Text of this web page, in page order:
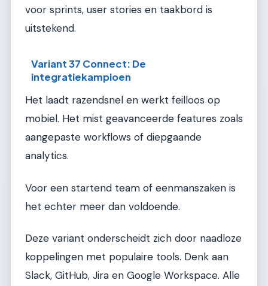
voor sprints, user stories en taakbord is
uitstekend.
Variant 37 Connect: De
integratiekampioen
Het laadt razendsnel en werkt feilloos op
mobiel. Het mist geavanceerde features zoals
aangepaste workflows of diepgaande
analytics.
Voor een startend team of eenmanszaken is
het echter meer dan voldoende.
Deze variant onderscheidt zich door naadloze
koppelingen met populaire tools. Denk aan
Slack, GitHub, Jira en Google Workspace. Alle